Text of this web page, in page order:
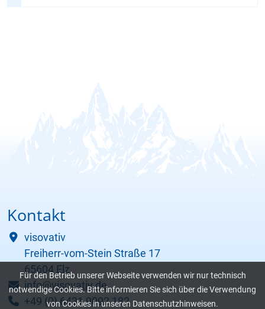
Für den Betrieb unserer Webseite verwenden wir nur technisch
notwendige Cookies. Bitte informieren Sie sich über die Verwendung
von Cookies in unseren Datenschutzhinweisen.
Kontakt
visovativ
Freiherr-vom-Stein Straße 17
65604 Elz
info@visovativ.de
+49 (0) 6431 9092 182